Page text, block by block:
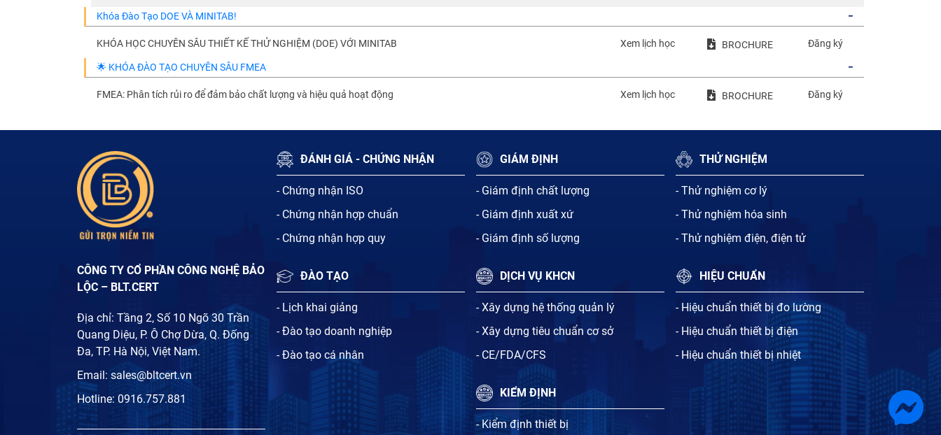
Khóa Đào Tạo DOE VÀ MINITAB!
KHÓA HỌC CHUYÊN SÂU THIẾT KẾ THỬ NGHIỆM (DOE) VỚI MINITAB Xem lịch học BROCHURE Đăng ký
🌟 KHÓA ĐÀO TẠO CHUYÊN SÂU FMEA
FMEA: Phân tích rủi ro để đảm bảo chất lượng và hiệu quả hoạt động Xem lịch học BROCHURE Đăng ký
CÔNG TY CỔ PHẦN CÔNG NGHỆ BẢO
LỘC – BLT.CERT
Địa chỉ: Tầng 2, Số 10 Ngõ 30 Trần
Quang Diệu, P. Ô Chợ Dừa, Q. Đống
Đa, TP. Hà Nội, Việt Nam.
Email: sales@bltcert.vn
Hotline: 0916.757.881
ĐÁNH GIÁ - CHỨNG NHẬN
- Chứng nhận ISO
- Chứng nhận hợp chuẩn
- Chứng nhận hợp quy
ĐÀO TẠO
- Lịch khai giảng
- Đào tạo doanh nghiệp
- Đào tạo cá nhân
GIÁM ĐỊNH
- Giám định chất lượng
- Giám định xuất xứ
- Giám định số lượng
DỊCH VỤ KHCN
- Xây dựng hệ thống quản lý
- Xây dựng tiêu chuẩn cơ sở
- CE/FDA/CFS
KIỂM ĐỊNH
- Kiểm định thiết bị
THỬ NGHIỆM
- Thử nghiệm cơ lý
- Thử nghiệm hóa sinh
- Thử nghiệm điện, điện tử
HIỆU CHUẨN
- Hiệu chuẩn thiết bị đo lường
- Hiệu chuẩn thiết bị điện
- Hiệu chuẩn thiết bị nhiệt